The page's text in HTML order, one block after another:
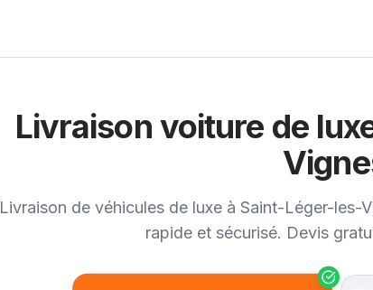
Livraison voiture de
Livraison de véhicules de luxe à Saint-Léger-les-
rapide et sécurisé. Devis